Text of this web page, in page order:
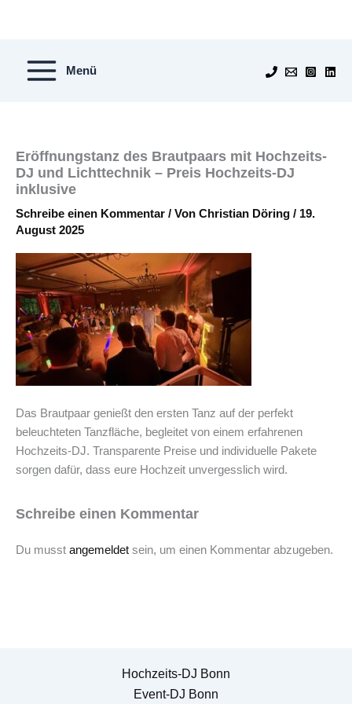
Menü
Eröffnungstanz des Brautpaars mit Hochzeits-
DJ und Lichttechnik – Preis Hochzeits-DJ
inklusive
Schreibe einen Kommentar / Von Christian Döring / 19.
August 2025
Das Brautpaar genießt den ersten Tanz auf der perfekt
beleuchteten Tanzfläche, begleitet von einem erfahrenen
Hochzeits-DJ. Transparente Preise und individuelle Pakete
sorgen dafür, dass eure Hochzeit unvergesslich wird.
Schreibe einen Kommentar
Du musst angemeldet sein, um einen Kommentar abzugeben.
Hochzeits-DJ Bonn
Event-DJ Bonn